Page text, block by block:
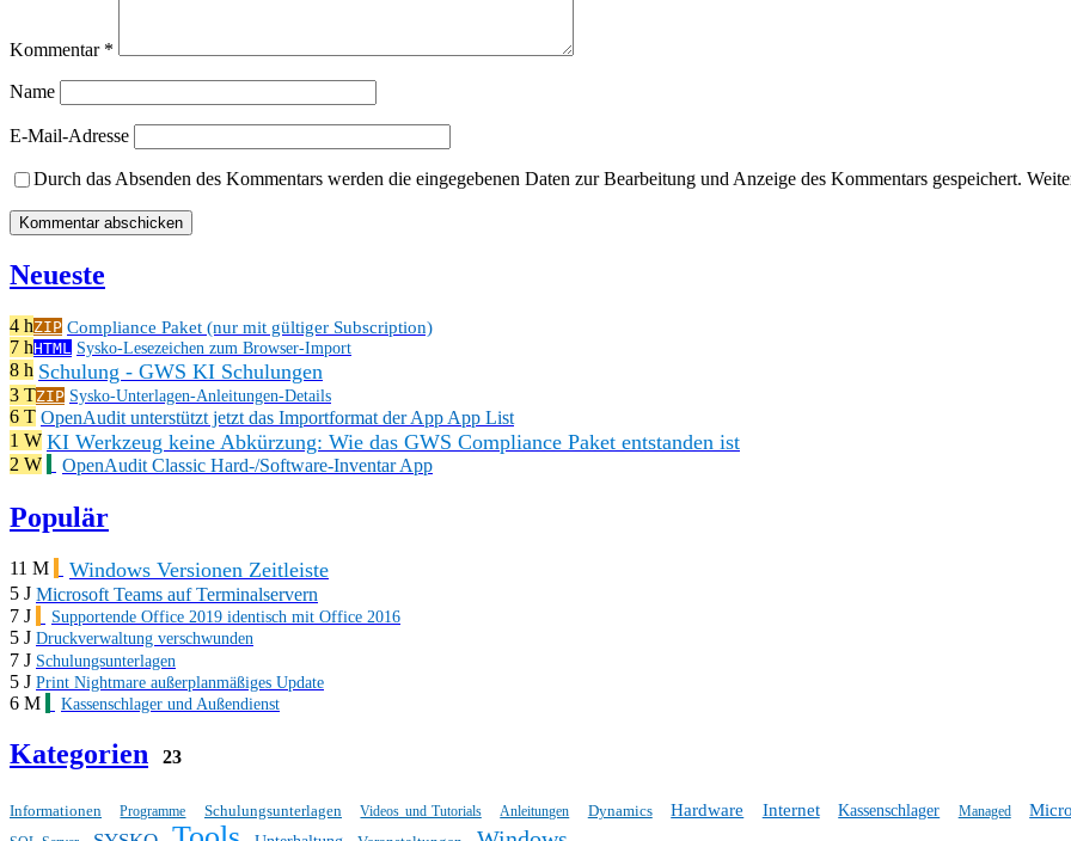
Kommentar *
Name
E-Mail-Adresse
Durch das Absenden des Kommentars werden die eingegebenen Daten zur Bearbeitung und Anzeige des Kommentars gespeichert.
Neueste
4 hZIP Compliance Paket (nur mit gültiger Subscription)
7 hHTML Sysko-Lesezeichen zum Browser-Import
8 h Schulung - GWS KI Schulungen
3 TZIP Sysko-Unterlagen-Anleitungen-Details
6 T OpenAudit unterstützt jetzt das Importformat der App App List
1 W KI Werkzeug keine Abkürzung: Wie das GWS Compliance Paket entstanden ist
2 W OpenAudit Classic Hard-/Software-Inventar App
Populär
11 M Windows Versionen Zeitleiste
5 J Microsoft Teams auf Terminalservern
7 J
Supportende Office 2019 identisch mit Office 2016
5 J Druckverwaltung verschwunden
7 J Schulungsunterlagen
5 J Print Nightmare außerplanmäßiges Update
6 M Kassenschlager und Außendienst
Kategorien 23
Informationen Programme Schulungsunterlagen Videos und Tutorials Anleitungen Dynamics Hardware Internet Kassenschlager Managed